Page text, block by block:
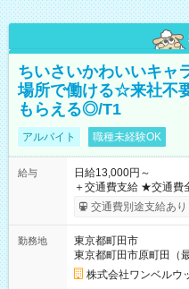
ちいさいかわいいキャ
場所で働ける☆来社不
もらえる◎/T1
アルバイト 職種未経験OK
給与
日給13,000円～
＋交通費支給 ★交通費全額支給！ ┗案件により規定あり ★日払
いOK！（規定あり）
ンビニATMから 日払い分を引
交通費別途支給あり
勤務地
東京都町田市
東京都町田市原町田（
株式会社ワンベルウ